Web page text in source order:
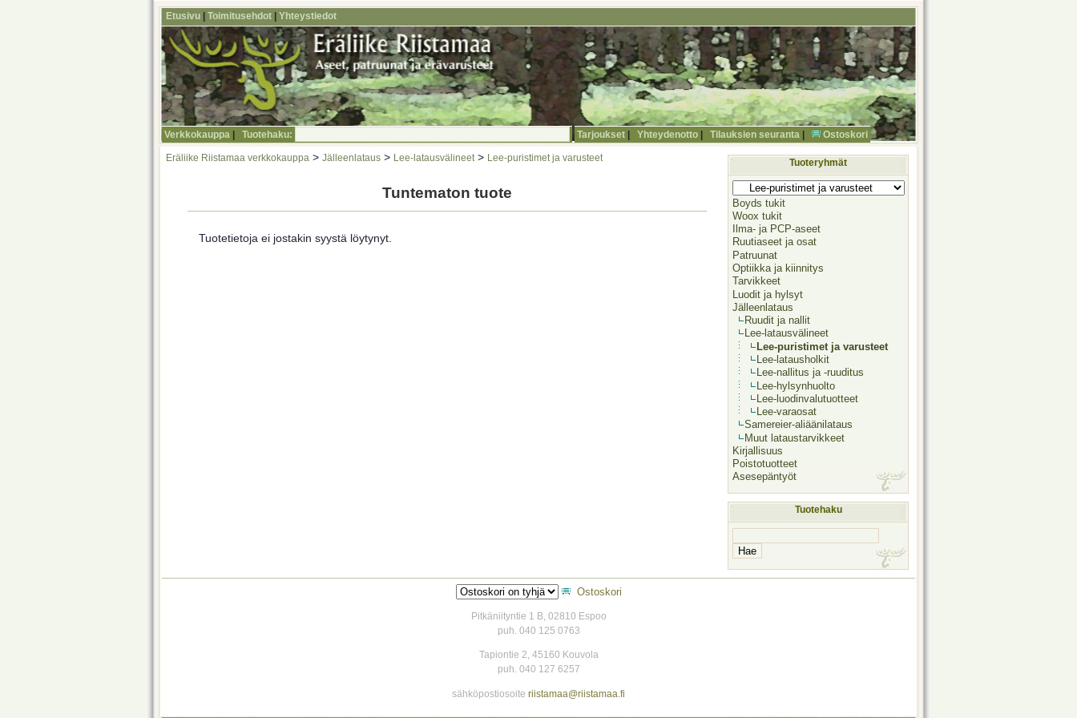
Etusivu Toimitusehdot Yhteystiedot
Verkkokauppa Tuotehaku: Tarjoukset Yhteydenotto Tilauksien seuranta Ostoskori
Eräliike Riistamaa verkkokauppa > Jälleenlataus > Lee-latausvälineet > Lee-puristimet ja varusteet
Tuntematon tuote
Tuotetietoja ei jostakin syystä löytynyt.
Tuoteryhmät
Boyds tukit
Woox tukit
Ilma- ja PCP-aseet
Ruutiaseet ja osat
Patruunat
Optiikka ja kiinnitys
Tarvikkeet
Luodit ja hylsyt
Jälleenlataus
Ruudit ja nallit
Lee-latausvälineet
Lee-puristimet ja varusteet
Lee-latausholkit
Lee-nallitus ja -ruuditus
Lee-hylsynhuolto
Lee-luodinvalutuotteet
Lee-varaosat
Samereier-aliäänilataus
Muut lataustarvikkeet
Kirjallisuus
Poistotuotteet
Asesepäntyöt
Tuotehaku
Ostoskori
Pitkäniityntie 1 B, 02810 Espoo
puh. 040 125 0763
Tapiontie 2, 45160 Kouvola
puh. 040 127 6257
sähköpostiosoite riistamaa@riistamaa.fi